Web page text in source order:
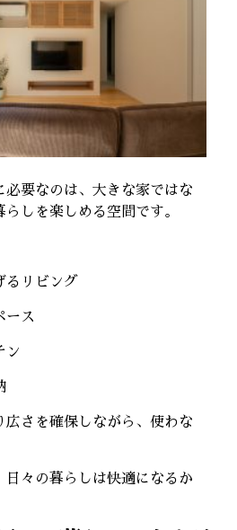
必要なのは、大きな家ではな
しを楽しめる空間です。
リビング
ース
ン
広さを確保しながら、使わな
日々の暮らしは快適になるか